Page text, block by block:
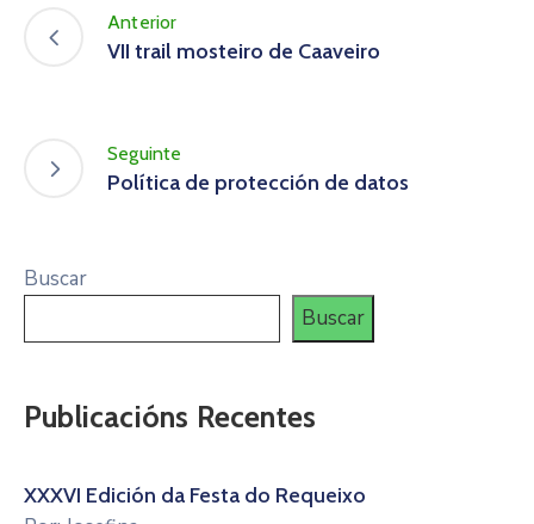
Anterior
VII trail mosteiro de Caaveiro
Seguinte
Política de protección de datos
Buscar
Buscar
Publicacións Recentes
XXXVI Edición da Festa do Requeixo